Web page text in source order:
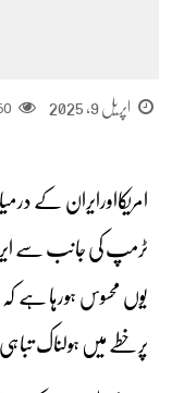
اپریل 9, 2025
امریکااورایران کے
ٹرمپ کی جانب سے
یوں محسوس ہورہا ہے کہ
پرخطے میں ہولناک